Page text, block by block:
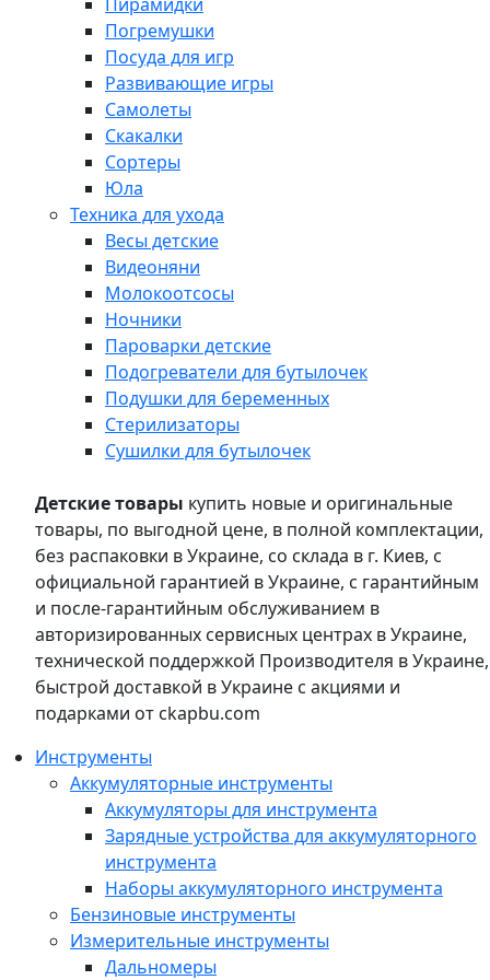
Погремушки
Посуда для игр
Развивающие игры
Самолеты
Скакалки
Сортеры
Юла
Техника для ухода
Весы детские
Видеоняни
Молокоотсосы
Ночники
Пароварки детские
Подогреватели для бутылочек
Подушки для беременных
Стерилизаторы
Сушилки для бутылочек
Детские товары купить новые и оригинальные
товары, по выгодной цене, в полной комплектации,
без распаковки в Украине, со склада в г. Киев, с
официальной гарантией в Украине, с гарантийным
и после-гарантийным обслуживанием в
авторизированных сервисных центрах в Украине,
технической поддержкой Производителя в Украине,
быстрой доставкой в Украине с акциями и
подарками от ckapbu.com
Инструменты
Аккумуляторные инструменты
Аккумуляторы для инструмента
Зарядные устройства для аккумуляторного
инструмента
Наборы аккумуляторного инструмента
Бензиновые инструменты
Измерительные инструменты
Дальномеры